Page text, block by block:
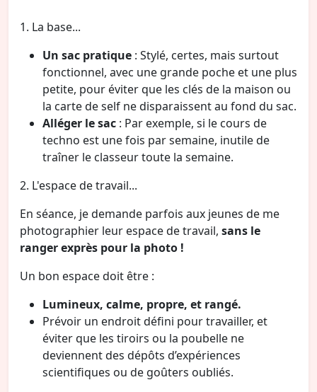
1. La base...
Un sac pratique : Stylé, certes, mais surtout
fonctionnel, avec une grande poche et une plus
petite, pour éviter que les clés de la maison ou
la carte de self ne disparaissent au fond du sac.
Alléger le sac : Par exemple, si le cours de
techno est une fois par semaine, inutile de
traîner le classeur toute la semaine.
2. L'espace de travail...
En séance, je demande parfois aux jeunes de me
photographier leur espace de travail, sans le
ranger exprès pour la photo !
Un bon espace doit être :
Lumineux, calme, propre, et rangé.
Prévoir un endroit défini pour travailler, et
éviter que les tiroirs ou la poubelle ne
deviennent des dépôts d’expériences
scientifiques ou de goûters oubliés.